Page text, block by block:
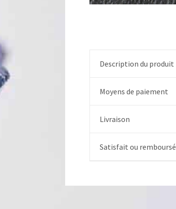
Description du produit
Moyens de paiement
Livraison
Satisfait ou remboursé